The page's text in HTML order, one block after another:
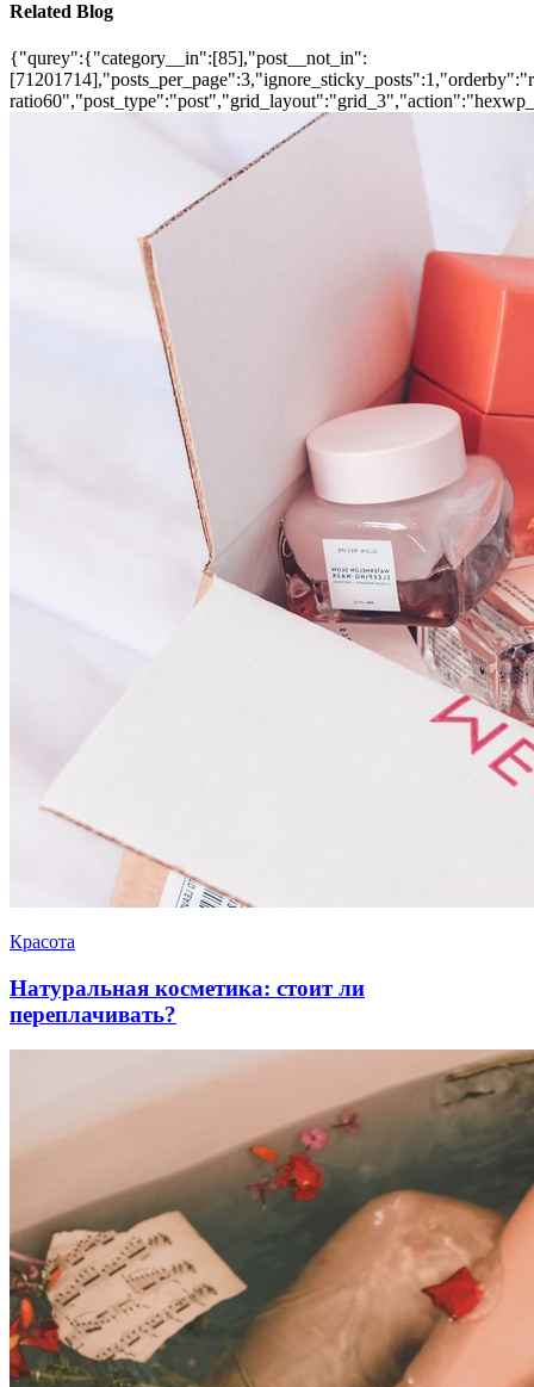
Related Blog
{"qurey":{"category__in":[85],"post__not_in":
Красота
Натуральная косметика: стоит ли
переплачивать?